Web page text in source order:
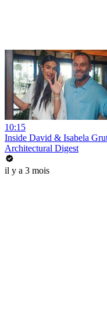
10:15
Inside David & Isabela
Architectural Digest
il y a 3 mois